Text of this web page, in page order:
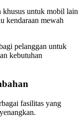
khusus untuk mobil lain
kendaraan mewah
pelanggan untuk
kebutuhan
fasilitas yang